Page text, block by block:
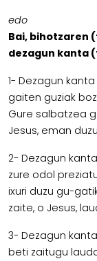
edo
Bai, bihotzaren
dezagun kanta
1- Dezagun
gaiten guziak
Gure salbatzea
Jesus, eman
2- Dezagun
zure odol
ixuri duzu gu-
zaite, o Jesus,
3- Dezagun
beti zaitugu